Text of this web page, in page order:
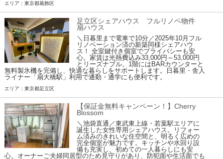
エリア：東京都葛飾区
足立区シェアハウス フルリノベ物件
扇ハウス
＼日暮里まで電車で10分／2025年10月フル
リノベーション済の新築同様シェアハウ
ス！ 全室鍵付き個室でプライバシーも安
心。家賃は光熱費込み33,000円～53,000円
とリーズナブル。1階にはBARカウンターと
無料製氷機を完備し、快適な暮らしをサポートします。日暮里・舎人
ライナー「扇大橋駅」利用で通勤・通学にも便利です。
エリア：東京都足立区
【保証金無料キャンペーン！】Cherry
Blossom
＼池袋直通／東武東上線・若葉駅エリアに
誕生した女性専用シェアハウス。リフォー
ム済みのきれいな住空間と、明るく広めの
完全個室が魅力です。キッチンや水回り設
備も充実し、初めての一人暮らしにも安
心。オーナーご夫婦同居型のため見守りがあり、防犯面や生活面でも